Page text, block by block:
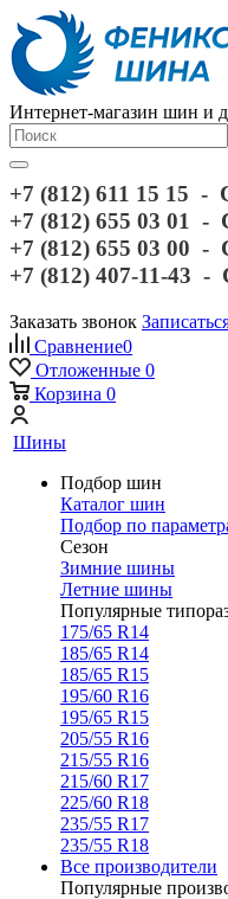
Интернет-магазин шин и
+7 (812) 611 15 15
+7 (812) 655 03 01 -
+7 (812) 655 03 00 -
+7 (812) 407-11-43
Заказать звонок
Сравнение0
Отложенные 0
Корзина 0
Шины
Подбор шин
Каталог шин
Подбор по
Сезон
Зимние шины
Летние шины
Популярные
175/65 R14
185/65 R14
185/65 R15
195/60 R16
195/65 R15
205/55 R16
215/55 R16
215/60 R17
225/60 R18
235/55 R17
235/55 R18
Все производители
Популярные